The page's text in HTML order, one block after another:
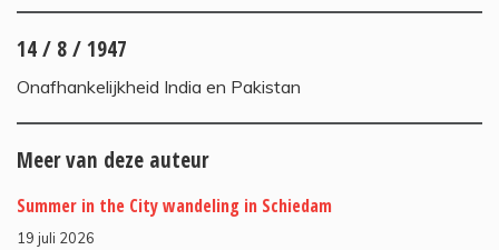
14 / 8 / 1947
Onafhankelijkheid India en Pakistan
Meer van deze auteur
Summer in the City wandeling in Schiedam
19 juli 2026